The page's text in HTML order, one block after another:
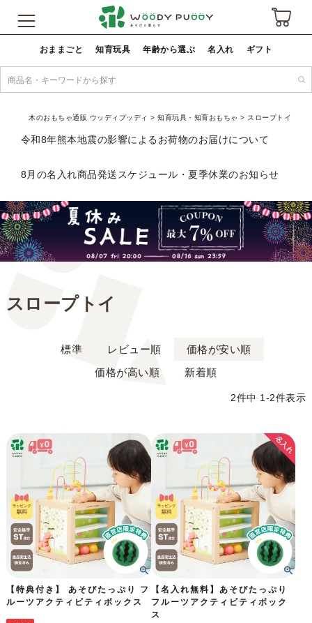
おままごと 知育玩具 年齢から選ぶ 名入れ ギフト
木のおもちゃ通販 ウッディプッディ 知育玩具・知育おもちゃ スロープトイ
令和8年熊本地震の影響によるお荷物のお届けについて
8月の名入れ商品発送スケジュール・夏季休業のお知らせ
スロープトイ
標準 レビュー順
価格が安い順
価格が高い順
新着順
2件中 1 -2件表示
【特典付き】 あそびたっぷり フ
ルーツアクティビティボックス
【名入れ無料】あそびたっぷり
フルーツアクティビティボック
ス